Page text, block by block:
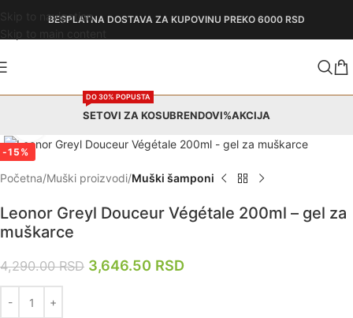
Skip to navigationBESPLATNA DOSTAVA ZA KUPOVINU PREKO 6000 RSD
SETOVI ZA KOSU
DO 30% POPUSTA
BRENDOVI%AKCIJA
-15%
Početna Muški proizvodi Muški šamponi
Leonor Greyl Douceur Végétale 200ml – gel za
muškarce
4,290.00RSD 3,646.50 RSD